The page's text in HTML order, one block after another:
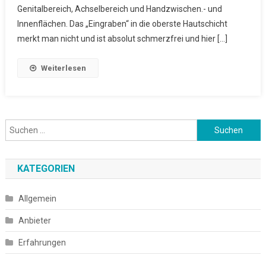
Genitalbereich, Achselbereich und Handzwischen.- und
Innenflächen. Das „Eingraben“ in die oberste Hautschicht
merkt man nicht und ist absolut schmerzfrei und hier […]
Weiterlesen
Suchen
nach:
KATEGORIEN
Allgemein
Anbieter
Erfahrungen